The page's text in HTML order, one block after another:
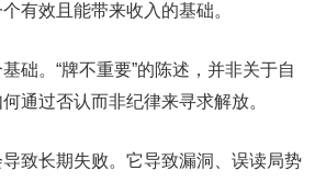
有效且能带来收入的基础。
础。“牌不重要”的陈述，并非关于自
通过否认而非纪律来寻求解放。
致长期失败。它导致漏洞、误读局势